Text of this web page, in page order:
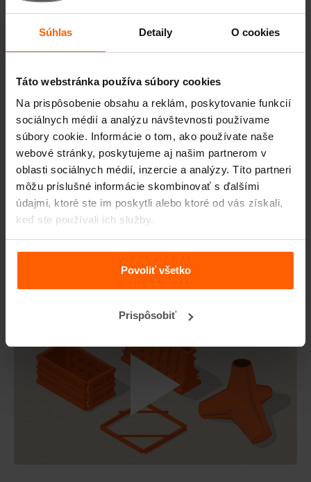
Súhlas Detaily O cookies
Táto webstránka používa súbory cookies
Na prispôsobenie obsahu a reklám, poskytovanie funkcií
sociálnych médií a analýzu návštevnosti používame
súbory cookie. Informácie o tom, ako používate naše
webové stránky, poskytujeme aj našim partnerom v
oblasti sociálnych médií, inzercie a analýzy. Títo partneri
môžu príslušné informácie skombinovať s ďalšími
údajmi, ktoré ste im poskytli alebo ktoré od vás získali,
keď ste používali ich služby.
Povoliť všetko
Prispôsobiť
Príslušenstvo
Náhradné diely
Z akého materiálu sú formy vyrobené?
Dodávate tovar do celého sveta?
Prenajíma Betonblock® formy?
Podrobnosti na
Náhradné diely
Ku každej forme dodávame dostatočné množstvo kolíkov.